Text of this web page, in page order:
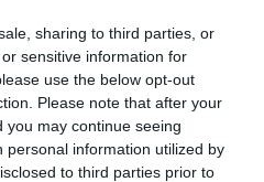
sharing to third parties, or
sensitive information for
use the below opt-out
Please note that after your
may continue seeing
personal information utilized by
to third parties prior to